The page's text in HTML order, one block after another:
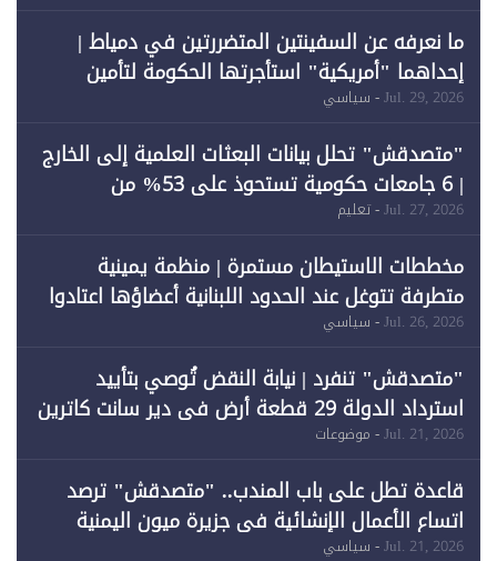
ما نعرفه عن السفينتين المتضررتين في دمياط |
إحداهما "أمريكية" استأجرتها الحكومة لتأمين
احتياجات الطاقة
Jul. 29, 2026- سياسي
"متصدقش" تحلل بيانات البعثات العلمية إلى الخارج
| 6 جامعات حكومية تستحوذ على 53% من
Jul. 27, 2026- تعليم
مخططات الاستيطان مستمرة | منظمة يمينية
متطرفة تتوغل عند الحدود اللبنانية أعضاؤها اعتادوا
خرق الحدود
Jul. 26, 2026- سياسي
"متصدقش" تنفرد | نيابة النقض تُوصي بتأييد
استرداد الدولة 29 قطعة أرض في دير سانت كاترين
وقبول طعن الحكومة جزئيًا (1)
Jul. 21, 2026- موضوعات
قاعدة تطل على باب المندب.. "متصدقش" ترصد
اتساع الأعمال الإنشائية في جزيرة ميون اليمنية
Jul. 21, 2026- سياسي